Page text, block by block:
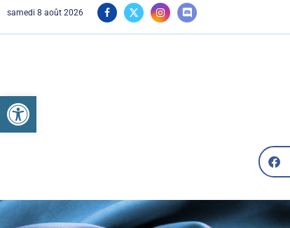
Ouvrir la barre d’outils
samedi 8 août 2026